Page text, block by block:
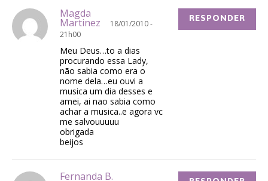
Magda
Martinez
18/01/2010 -
21h00
Meu Deus…to a dias
procurando essa Lady,
não sabia como era o
nome dela…eu ouvi a
musica um dia desses e
amei, ai nao sabia como
achar a musica..e agora vc
me salvouuuuu
obrigada
beijos
RESPONDER
Fernanda B.